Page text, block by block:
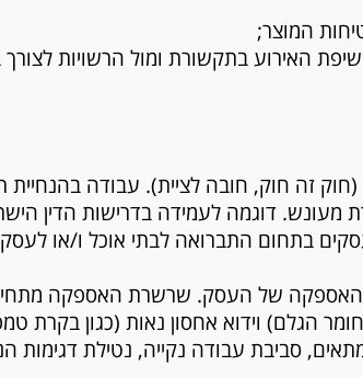
המוצר;
האירוע בתקשורת ומול הרשויות לצורך
זה חוק, חובה לציית). עבודה בהנחיית
מעונש. דוגמה לעמידה בדרישות הדין
בתחום התברואה לבתי אוכל ו/או
האספקה של העסק. שרשרת האספקה
הגלם) וידוא אחסון נאות (כגון בקרת
סביבת עבודה נקייה, נטילת